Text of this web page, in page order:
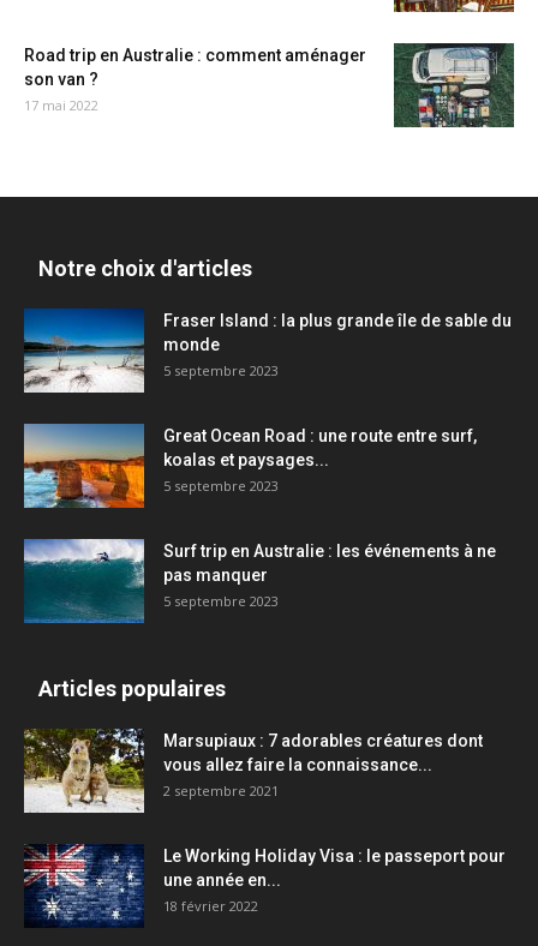
Road trip en Australie : comment aménager
son van ?
17 mai 2022
Notre choix d'articles
Fraser Island : la plus grande île de sable du
monde
5 septembre 2023
Great Ocean Road : une route entre surf,
koalas et paysages...
5 septembre 2023
Surf trip en Australie : les événements à ne
pas manquer
5 septembre 2023
Articles populaires
Marsupiaux : 7 adorables créatures dont
vous allez faire la connaissance...
2 septembre 2021
Le Working Holiday Visa : le passeport pour
une année en...
18 février 2022